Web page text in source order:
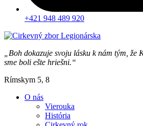
+421 948 489 920
„Boh dokazuje svoju lásku k nám tým, že
sme boli ešte hriešni.“
Rímskym 5, 8
O nás
Vierouka
História